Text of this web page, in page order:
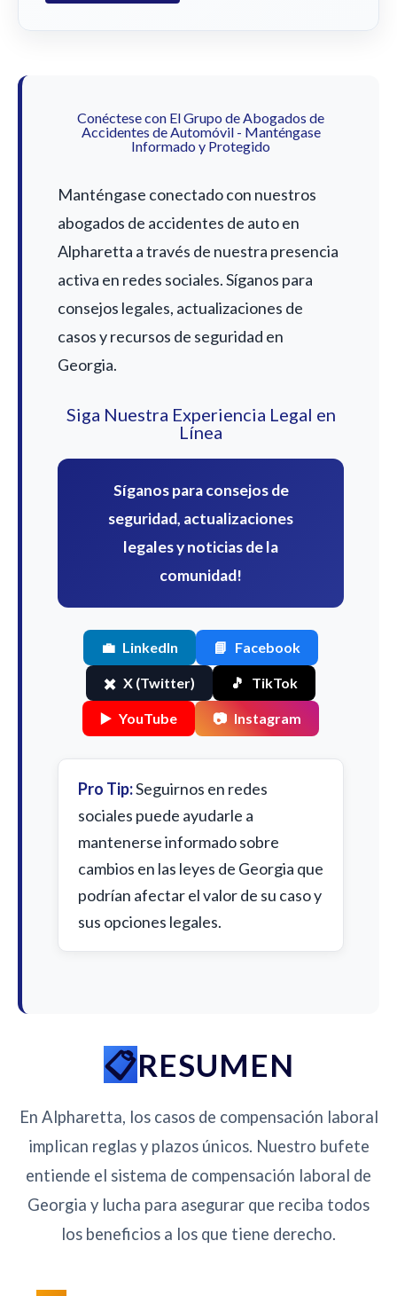
Conéctese con El Grupo de Abogados de
Accidentes de Automóvil - Manténgase
Informado y Protegido
Manténgase conectado con nuestros
abogados de accidentes de auto en
Alpharetta a través de nuestra presencia
activa en redes sociales. Síganos para
consejos legales, actualizaciones de
casos y recursos de seguridad en
Georgia.
Siga Nuestra Experiencia Legal en
Línea
Síganos para consejos de
seguridad, actualizaciones
legales y noticias de la
comunidad!
💼 LinkedIn 📘 Facebook
✖️ X (Twitter) 🎵 TikTok
▶️ YouTube 📷 Instagram
Pro Tip:Seguirnos en redes
sociales puede ayudarle a
mantenerse informado sobre
cambios en las leyes de Georgia que
podrían afectar el valor de su caso y
sus opciones legales.
RESUMEN
En Alpharetta, los casos de compensación laboral
implican reglas y plazos únicos. Nuestro bufete
entiende el sistema de compensación laboral de
Georgia y lucha para asegurar que reciba todos
los beneficios a los que tiene derecho.